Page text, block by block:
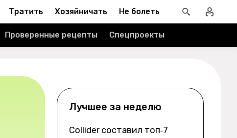
Тратить Хозяйничать Не болеть
Проверенные рецепты Спецпроекты
Лучшее за неделю
Collider составил топ‑7